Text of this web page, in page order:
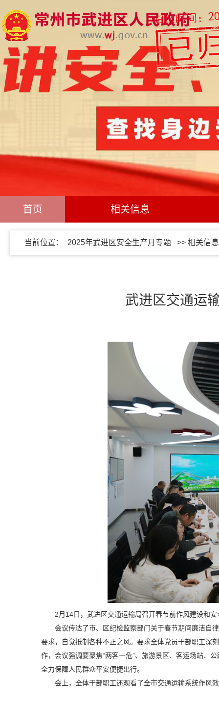
首页 相关信息
当前位置： 2025年武进区安全生产月专题 >> 相关信息
武进区交通运
2月14日，武进区交通运输局召开春节前作风建设和
会议传达了市、区纪检监察部门关于春节期间廉洁自
要求，自觉抵制各种不正之风。要求全体党员干部职工深
作，会议强调要聚焦“两客一危”、旅游景区、客运场站、
全力保障人民群众平安便捷出行。
会上，全体干部职工还观看了全市交通运输系统作风